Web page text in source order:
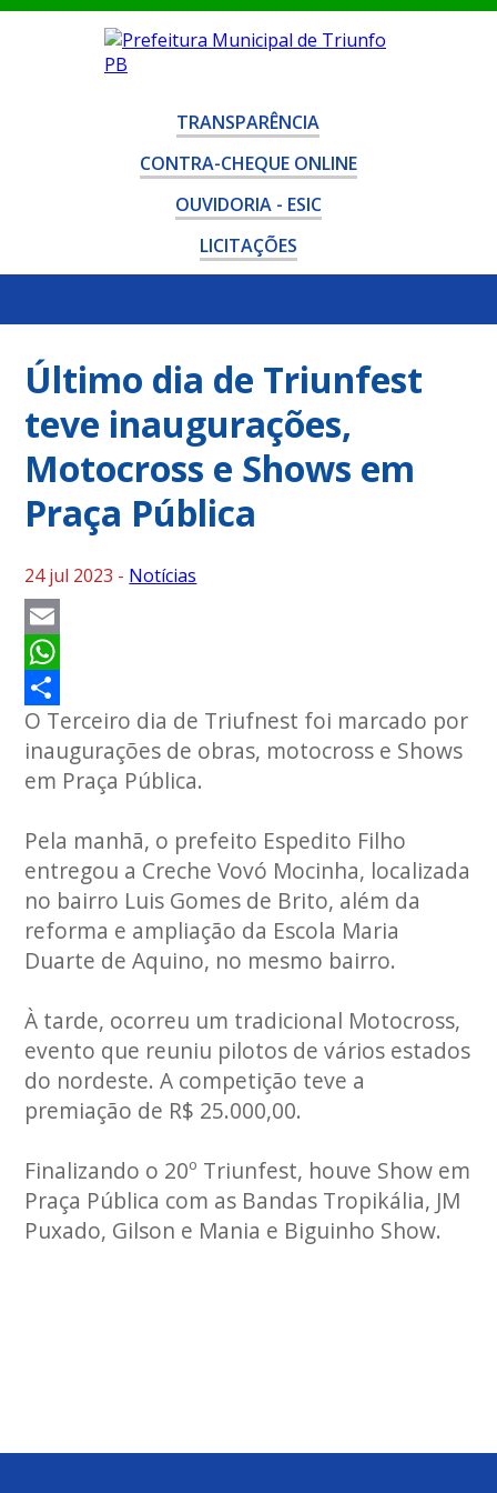
TRANSPARÊNCIA
CONTRA-CHEQUE ONLINE
OUVIDORIA - ESIC
LICITAÇÕES
Último dia de Triunfest
teve inaugurações,
Motocross e Shows em
Praça Pública
24 jul 2023 - Notícias
Email
WhatsApp
Share
O Terceiro dia de Triufnest foi marcado por
inaugurações de obras, motocross e Shows
em Praça Pública.
Pela manhã, o prefeito Espedito Filho
entregou a Creche Vovó Mocinha, localizada
no bairro Luis Gomes de Brito, além da
reforma e ampliação da Escola Maria
Duarte de Aquino, no mesmo bairro.
À tarde, ocorreu um tradicional Motocross,
evento que reuniu pilotos de vários estados
do nordeste. A competição teve a
premiação de R$ 25.000,00.
Finalizando o 20º Triunfest, houve Show em
Praça Pública com as Bandas Tropikália, JM
Puxado, Gilson e Mania e Biguinho Show.